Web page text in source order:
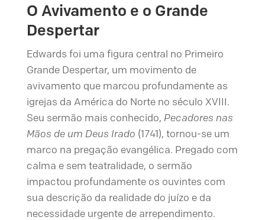
O Avivamento e o Grande
Despertar
Edwards foi uma figura central no Primeiro
Grande Despertar, um movimento de
avivamento que marcou profundamente as
igrejas da América do Norte no século XVIII.
Seu sermão mais conhecido, Pecadores nas
Mãos de um Deus Irado (1741), tornou-se um
marco na pregação evangélica. Pregado com
calma e sem teatralidade, o sermão
impactou profundamente os ouvintes com
sua descrição da realidade do juízo e da
necessidade urgente de arrependimento.